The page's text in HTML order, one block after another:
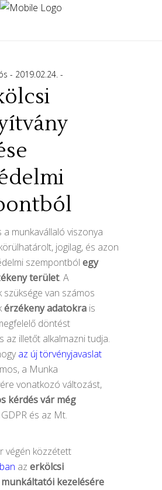
2019.02.24.
munkavállaló viszonya
jogilag, és azon
szempontból egy
terület. A
szüksége van számos
érzékeny adatokra is
döntést
az illetőt alkalmazni tudja.
az új törvényjavaslat
a Munka
vonatkozó változást,
kérdés vár még
és az Mt.
végén közzétett
az erkölcsi
kezelésére